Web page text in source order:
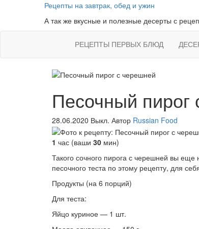
Рецепты на завтрак, обед и ужин
А так же вкусные и полезные десерты с
РЕЦЕПТЫ ПЕРВЫХ БЛЮД
Песочный пирог
28.06.2020 Выкл. Автор Russian Food
1 час (ваши 30 мин)
Такого сочного пирога с черешней вы еще
песочного теста по этому рецепту, для
Продукты (на 6 порций)
Для теста:
Яйцо куриное — 1 шт.